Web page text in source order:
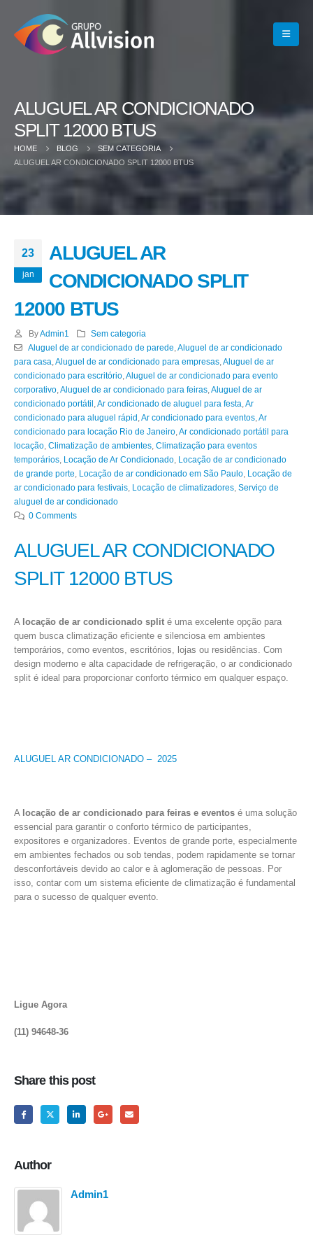
ALUGUEL AR CONDICIONADO
SPLIT 12000 BTUS
HOME BLOG
SEM CATEGORIA
ALUGUEL AR CONDICIONADO SPLIT 12000 BTUS
23
jan
ALUGUEL AR
CONDICIONADO SPLIT
12000 BTUS
ByAdmin1
Sem categoria
Aluguel de ar condicionado de parede Aluguel de ar condicionado
para casa Aluguel de ar condicionado para empresas Aluguel de ar
condicionado para escritório Aluguel de ar condicionado para evento
corporativo Aluguel de ar condicionado para feiras Aluguel de ar
condicionado portátil Ar condicionado de aluguel para festa Ar
condicionado para aluguel rápid Ar condicionado para eventos Ar
condicionado para locação Rio de Janeiro Ar condicionado portátil para
locação Climatização de ambientes Climatização para eventos
temporários Locação de Ar Condicionado Locação de ar condicionado
de grande porte
Locação de ar condicionado em São Paulo Locação de
ar condicionado para festivais Locação de climatizadores Serviço de
aluguel de ar condicionado
0 Comments
ALUGUEL AR CONDICIONADO
SPLIT 12000 BTUS
A locação de ar condicionado split é uma excelente opção para
quem busca climatização eficiente e silenciosa em ambientes
temporários, como eventos, escritórios, lojas ou residências. Com
design moderno e alta capacidade de refrigeração, o ar condicionado
split é ideal para proporcionar conforto térmico em qualquer espaço.
ALUGUEL AR CONDICIONADO – 2025
A locação de ar condicionado para feiras e eventos é uma solução
essencial para garantir o conforto térmico de participantes,
expositores e organizadores. Eventos de grande porte, especialmente
em ambientes fechados ou sob tendas, podem rapidamente se tornar
desconfortáveis devido ao calor e à aglomeração de pessoas. Por
isso, contar com um sistema eficiente de climatização é fundamental
para o sucesso de qualquer evento.
Ligue Agora
(11) 94648-36
Share this post
Author
Admin1